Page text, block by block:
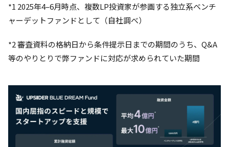
*1 2025年4–6月時点、複数LP投資家が参画する独立系ベンチ
ャーデットファンドとして（自社調べ）
*2 審査資料の格納日から条件提示日までの期間のうち、Q&A
等のやりとりで弊ファンドに対応が求められていた期間